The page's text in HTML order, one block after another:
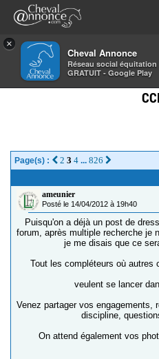
×
Cheval Annonce
Réseau social équitation
GRATUIT - Google Play
>Concours cheval
POST DES CAVALIERS
Page(s) : 2 3 4 ... 826
ameunier
Posté le 14/04/2012 à 19h40
Puisqu'on a déjà un post de
forum, après multiple recherche je
je me disais que ce
Tout les compléteurs où autres
veulent se lancer
Venez partager vos engagements,
discipline,
On attend également vos